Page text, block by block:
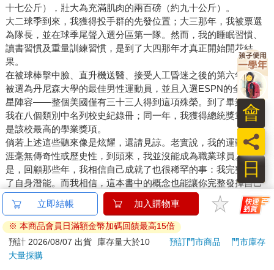
十七公斤），壯大為充滿肌肉的兩百磅（約九十公斤）。
大二球季到來，我獲得投手群的先發位置；大三那年，我被票選
為隊長，並在球季尾聲入選分區第一隊。然而，我的睡眠習慣、
讀書習慣及重量訓練習慣，是到了大四那年才真正開始開花結
果。
在被球棒擊中臉、直升機送醫、接受人工昏迷之後的第六年，我
被選為丹尼森大學的最佳男性運動員，並且入選ESPN的全美明
星陣容——整個美國僅有三十三人得到這項殊榮。到了畢業時，
我在八個類別中名列校史紀錄冊；同一年，我獲得總統獎章，這
是該校最高的學業獎項。
倘若上述這些聽來像是炫耀，還請見諒。老實說，我的運動員生
涯毫無傳奇性或歷史性，到頭來，我並沒能成為職業球員。但
是，回顧那些年，我相信自己成就了也很稀罕的事：我完整發揮
了自身潛能。而我相信，這本書中的概念也能讓你完整發揮自己
的潛能。
我們在人生中都會面臨挑戰。那次嚴重的傷勢是我的挑戰之一，
而那份經驗也教了我至關重要的一課：只要你願意堅持多年，起
初看似微不足道的改變終將像以複利計算一樣利滾利，滾出非比
尋常的結果。過程中會有挫折，但長久下來，生命的品質往往取
立即結帳 加入購物車
※ 本商品會員日滿額金幣加碼回饋最高15倍
預計 2026/08/07 出貨
庫存量大於10 預訂門市商品
門市庫存
大量採購
日
員
會